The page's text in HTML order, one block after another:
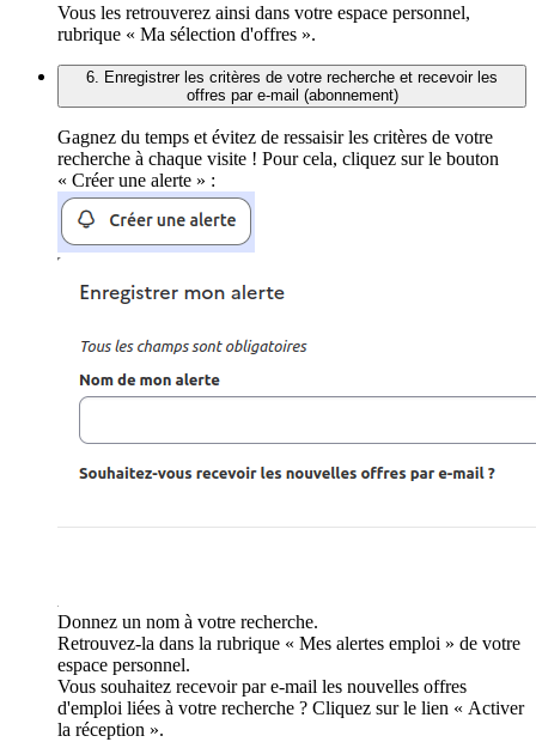
Vous les retrouverez ainsi dans votre espace personnel,
rubrique « Ma sélection d'offres ».
6. Enregistrer les critères de votre recherche et recevoir les
offres par e-mail (abonnement)
Gagnez du temps et évitez de ressaisir les critères de votre
recherche à chaque visite ! Pour cela, cliquez sur le bouton
« Créer une alerte » :
Donnez un nom à votre recherche.
Retrouvez-la dans la rubrique « Mes alertes emploi » de votre
espace personnel.
Vous souhaitez recevoir par e-mail les nouvelles offres
d'emploi liées à votre recherche ? Cliquez sur le lien « Activer
la réception ».